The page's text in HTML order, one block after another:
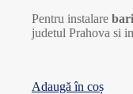
Pentru instalare
judetul Prahova si
Adaugă în coș